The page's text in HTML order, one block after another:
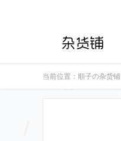
当前位置： 順子の杂货铺